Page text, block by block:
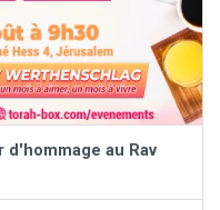
d'hommage au Rav